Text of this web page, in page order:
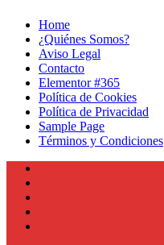
Home
¿Quiénes Somos?
Aviso Legal
Contacto
Elementor #365
Política de Cookies
Política de Privacidad
Sample Page
Términos y Condiciones